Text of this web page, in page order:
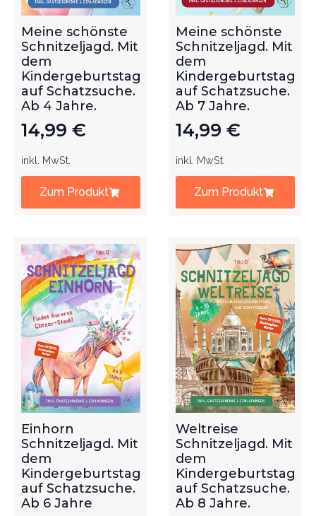
Meine schönste
Schnitzeljagd. Mit
dem
Kindergeburtstag
auf Schatzsuche.
Ab 4 Jahre.
14,99 €
inkl. MwSt.
Zum Produkt
Meine schönste
Schnitzeljagd. Mit
dem
Kindergeburtstag
auf Schatzsuche.
Ab 7 Jahre.
14,99 €
inkl. MwSt.
Zum Produkt
Einhorn
Schnitzeljagd. Mit
dem
Kindergeburtstag
auf Schatzsuche.
Ab 6 Jahre
Weltreise
Schnitzeljagd. Mit
dem
Kindergeburtstag
auf Schatzsuche.
Ab 8 Jahre.